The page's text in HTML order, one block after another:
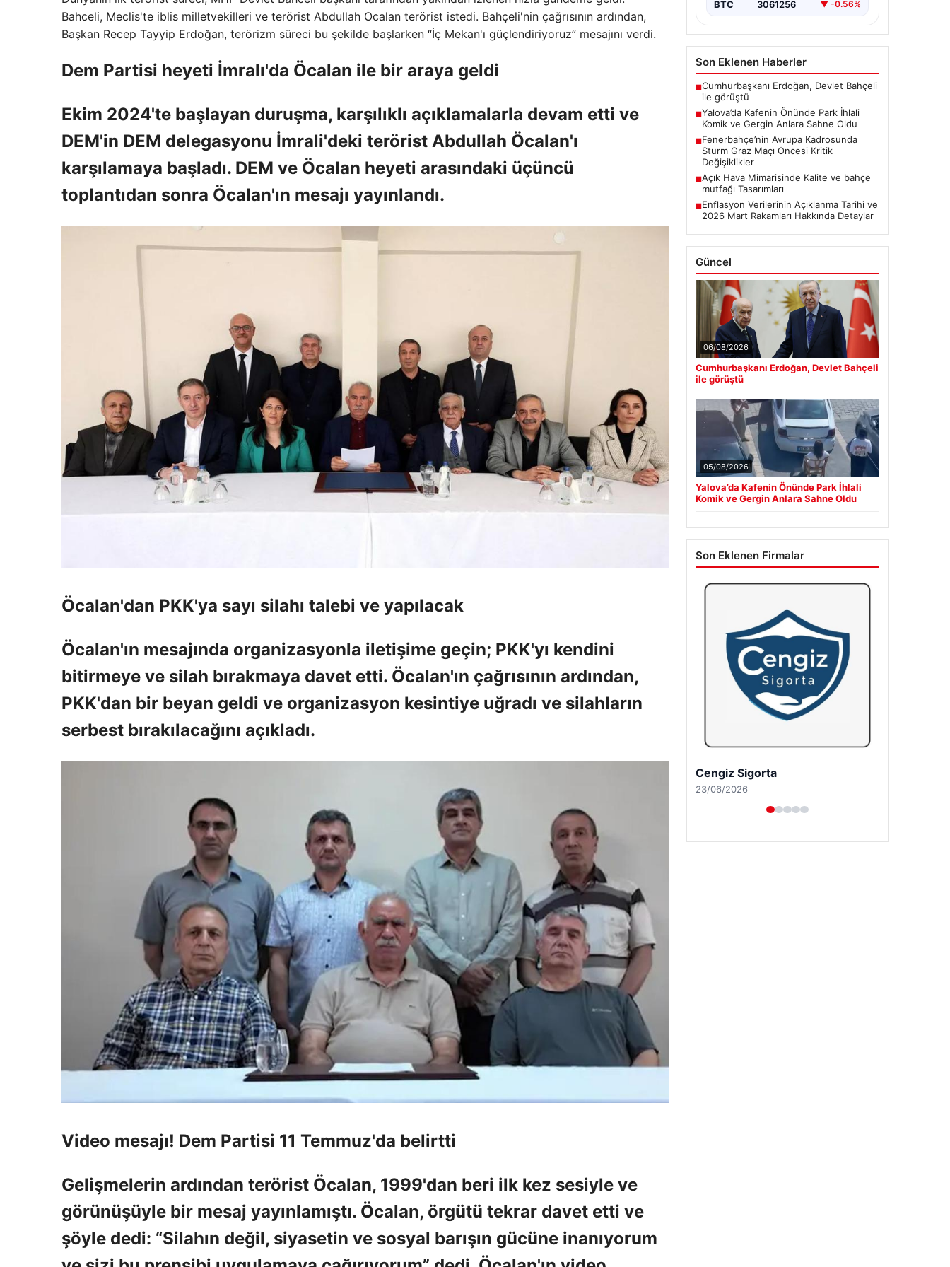
Bahceli, Meclis'te iblis milletvekilleri ve terörist Abdullah Ocalan terörist istedi. Bahçeli'nin çağrısının ardından,
Başkan Recep Tayyip Erdoğan, terörizm süreci bu şekilde başlarken “İç Mekan'ı güçlendiriyoruz” mesajını verdi.
Dem Partisi heyeti İmralı'da Öcalan ile bir araya geldi
Ekim 2024'te başlayan duruşma, karşılıklı açıklamalarla devam etti ve
DEM'in DEM delegasyonu İmrali'deki terörist Abdullah Öcalan'ı
karşılamaya başladı. DEM ve Öcalan heyeti arasındaki üçüncü
toplantıdan sonra Öcalan'ın mesajı yayınlandı.
Öcalan'dan PKK'ya sayı silahı talebi ve yapılacak
Öcalan'ın mesajında ​​organizasyonla iletişime geçin; PKK'yı kendini
bitirmeye ve silah bırakmaya davet etti. Öcalan'ın çağrısının ardından,
PKK'dan bir beyan geldi ve organizasyon kesintiye uğradı ve silahların
serbest bırakılacağını açıkladı.
Video mesajı! Dem Partisi 11 Temmuz'da belirtti
Gelişmelerin ardından terörist Öcalan, 1999'dan beri ilk kez sesiyle ve
görünüşüyle ​​bir mesaj yayınlamıştı. Öcalan, örgütü tekrar davet etti ve
şöyle dedi: “Silahın değil, siyasetin ve sosyal barışın gücüne inanıyorum
BTC 3061256 ▼ -0.56%
Son Eklenen Haberler
■Cumhurbaşkanı Erdoğan, Devlet Bahçeli
ile görüştü
■Yalova’da Kafenin Önünde Park İhlali
Komik ve Gergin Anlara Sahne Oldu
■Fenerbahçe’nin Avrupa Kadrosunda
Sturm Graz Maçı Öncesi Kritik
Değişiklikler
■Açık Hava Mimarisinde Kalite ve bahçe
mutfağı Tasarımları
■Enflasyon Verilerinin Açıklanma Tarihi ve
2026 Mart Rakamları Hakkında Detaylar
Güncel
06/08/2026
Cumhurbaşkanı Erdoğan, Devlet Bahçeli
ile görüştü
05/08/2026
Yalova’da Kafenin Önünde Park İhlali
Komik ve Gergin Anlara Sahne Oldu
Son Eklenen Firmalar
Hastaş Beton
26/05/2026